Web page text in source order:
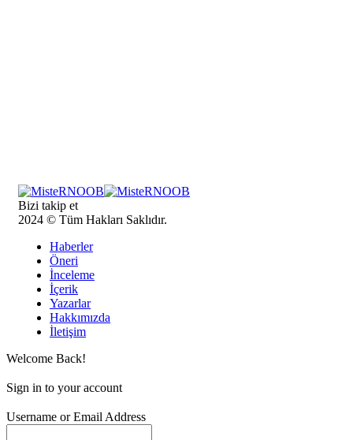
Bizi takip et
2024 © Tüm Hakları Saklıdır.
Haberler
Öneri
İnceleme
İçerik
Yazarlar
Hakkımızda
İletişim
Welcome Back!
Sign in to your account
Username or Email Address